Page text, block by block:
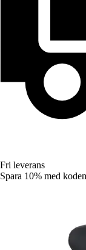
Fri leverans
Spara 10% med koden